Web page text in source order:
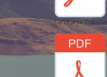
Farbkarte Viskose